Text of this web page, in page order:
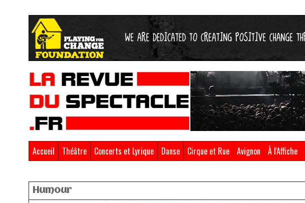
Accueil Théâtre Concerts et Lyrique Danse Cirque et Rue Avignon À l'Affiche
Humour